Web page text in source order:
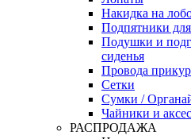
Накидка на
Подпятники
Подушки и
сиденья
Провода
Сетки
Сумки /
Чайники и
РАСПРОДАЖА